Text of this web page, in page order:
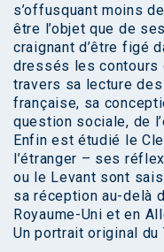
s’offusquant moins
être l’objet que de
craignant d’être figé
dressés les contours
travers sa lecture
française, sa
question sociale, de
Enfin est étudié le
l’étranger – ses
ou le Levant sont
sa réception au-delà
Royaume-Uni et en
Un portrait original du